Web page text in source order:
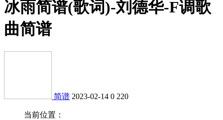
冰雨简谱(歌词)-刘德华-F调歌
曲简谱
简谱 2023-02-14 0 220
当前位置：